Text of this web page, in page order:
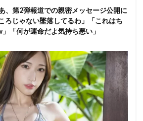
、第2弾報道での親密メッセージ公開に
ろじゃない墜落してるわ」「これはち
「何が運命だよ気持ち悪い」